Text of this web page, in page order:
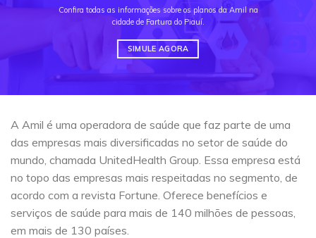
Confira todas as informações sobre os planos da Amil na
cidade de Fartura do Piauí.
SIMULE AGORA
A Amil é uma operadora de saúde que faz parte de uma
das empresas mais diversificadas no setor de saúde do
mundo, chamada UnitedHealth Group. Essa empresa está
no topo das empresas mais respeitadas no segmento, de
acordo com a revista Fortune. Oferece benefícios e
serviços de saúde para mais de 140 milhões de pessoas,
em mais de 130 países.